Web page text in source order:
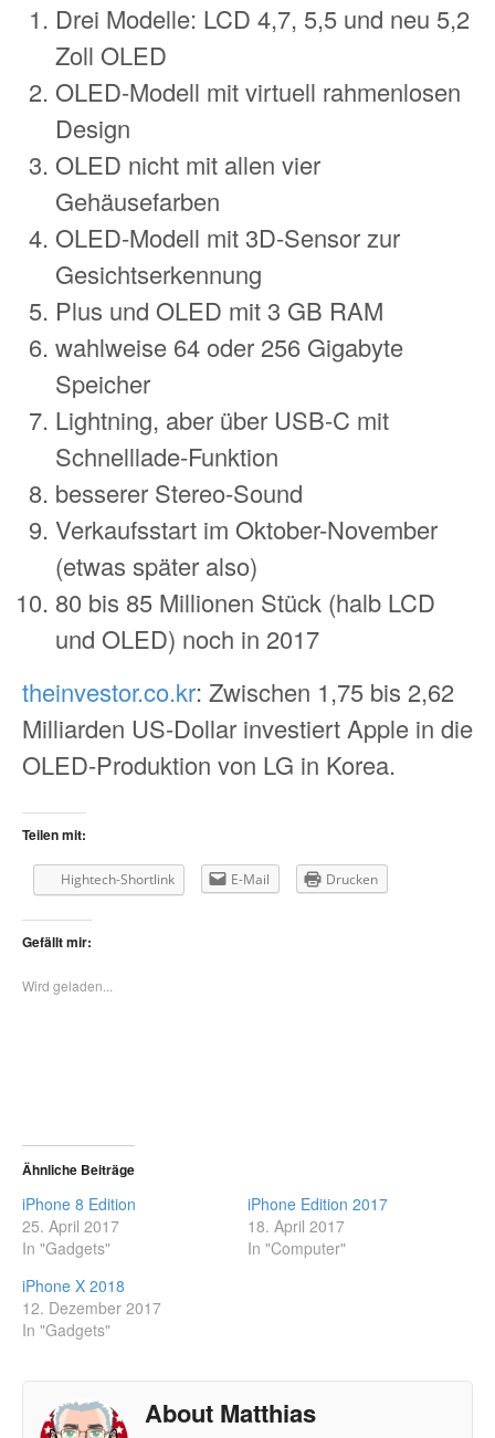
Drei Modelle: LCD 4,7, 5,5 und neu 5,2
Zoll OLED
OLED-Modell mit virtuell rahmenlosen
Design
OLED nicht mit allen vier
Gehäusefarben
OLED-Modell mit 3D-Sensor zur
Gesichtserkennung
Plus und OLED mit 3 GB RAM
wahlweise 64 oder 256 Gigabyte
Speicher
Lightning, aber über USB-C mit
Schnelllade-Funktion
besserer Stereo-Sound
Verkaufsstart im Oktober-November
(etwas später also)
80 bis 85 Millionen Stück (halb LCD
und OLED) noch in 2017
theinvestor.co.kr: Zwischen 1,75 bis 2,62
Milliarden US-Dollar investiert Apple in die
OLED-Produktion von LG in Korea.
Teilen mit:
Hightech-Shortlink E-Mail Drucken
Gefällt mir:
Wird geladen...
Ähnliche Beiträge
iPhone 8 Edition
25. April 2017
In "Gadgets"
iPhone Edition 2017
18. April 2017
In "Computer"
iPhone X 2018
12. Dezember 2017
In "Gadgets"
About Matthias